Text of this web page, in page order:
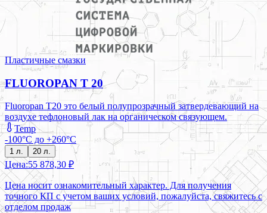
Пластичные смазки
FLUOROPAN T 20
Fluoropan T20 это белый полупрозрачный затвердевающий на
воздухе тефлоновый лак на органическом связующем.
Temp
-100°C до +260°C
1 л. 20 л.
Цена:55 878,30 ₽
Цена носит ознакомительный характер. Для получения
точного КП с учетом ваших условий, пожалуйста, свяжитесь с
отделом продаж